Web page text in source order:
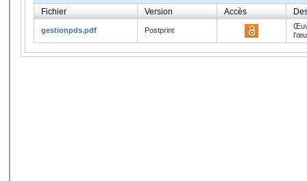
Fichier Version Accès
gestionpds.pdf Postprint